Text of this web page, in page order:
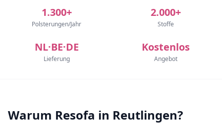
1.300+
Polsterungen/Jahr
2.000+
Stoffe
NL·BE·DE
Lieferung
Kostenlos
Angebot
Warum Resofa in Reutlingen?